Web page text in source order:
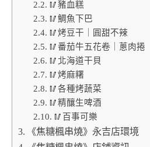
🥢豬血糕
🥢鯛魚下巴
🥢烤豆干｜圓甜不辣
🥢番茄牛五花卷｜蔥肉捲
🥢北海道干貝
🥢烤麻糬
🥢各種烤蔬菜
🥢精釀生啤酒
🥢百事可樂
《焦糖楓串燒》永吉店環境